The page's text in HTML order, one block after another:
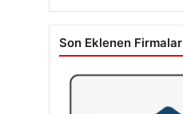
Son Eklenen Firmalar